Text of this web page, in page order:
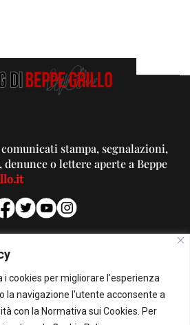
cookies per migliorare l'esperienza
la navigazione l'utente acconsente a
con la Normativa sui Cookies. Per
stampa, segnalazioni,
o lettere aperte a Beppe
PUBBLICITA'
Per la tua pubblicità su questo Blog:
pubblicita@beppegrillo.it